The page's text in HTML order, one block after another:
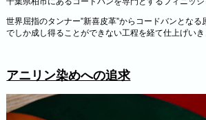
世界屈指のタンナー”新喜皮革”からコードバンとなる
でしか成し得ることができない工程を経て仕上げいき
アニリン染めへの追求